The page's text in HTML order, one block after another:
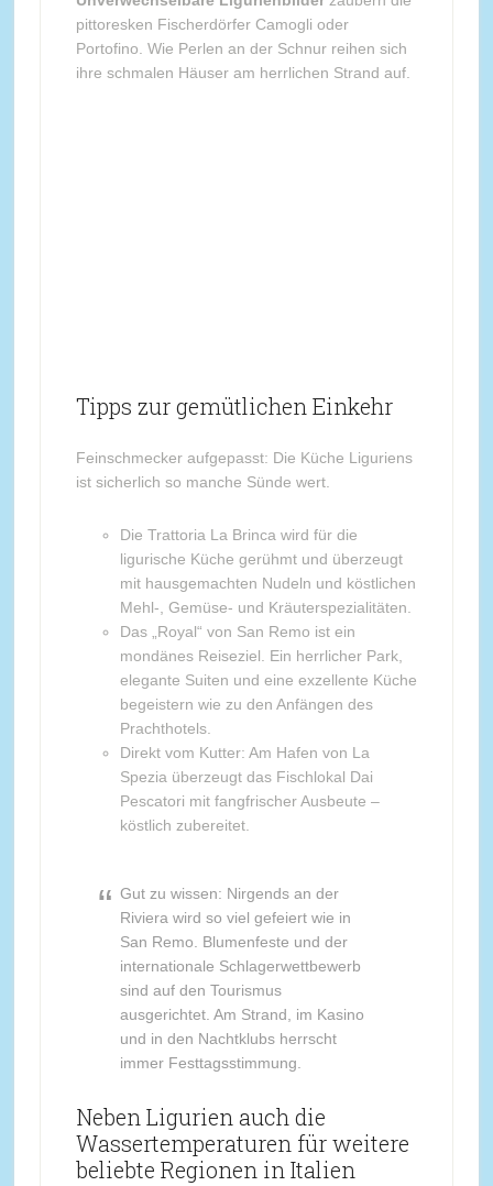
pittoresken Fischerdörfer Camogli oder
Portofino. Wie Perlen an der Schnur reihen sich
ihre schmalen Häuser am herrlichen Strand auf.
Tipps zur gemütlichen Einkehr
Feinschmecker aufgepasst: Die Küche Liguriens
ist sicherlich so manche Sünde wert.
Die Trattoria La Brinca wird für die
ligurische Küche gerühmt und überzeugt
mit hausgemachten Nudeln und köstlichen
Mehl-, Gemüse- und Kräuterspezialitäten.
Das „Royal“ von San Remo ist ein
mondänes Reiseziel. Ein herrlicher Park,
elegante Suiten und eine exzellente Küche
begeistern wie zu den Anfängen des
Prachthotels.
Direkt vom Kutter: Am Hafen von La
Spezia überzeugt das Fischlokal Dai
Pescatori mit fangfrischer Ausbeute –
köstlich zubereitet.
Gut zu wissen: Nirgends an der
Riviera wird so viel gefeiert wie in
San Remo. Blumenfeste und der
internationale Schlagerwettbewerb
sind auf den Tourismus
ausgerichtet. Am Strand, im Kasino
und in den Nachtklubs herrscht
immer Festtagsstimmung.
Neben Ligurien auch die
Wassertemperaturen für weitere
beliebte Regionen in Italien